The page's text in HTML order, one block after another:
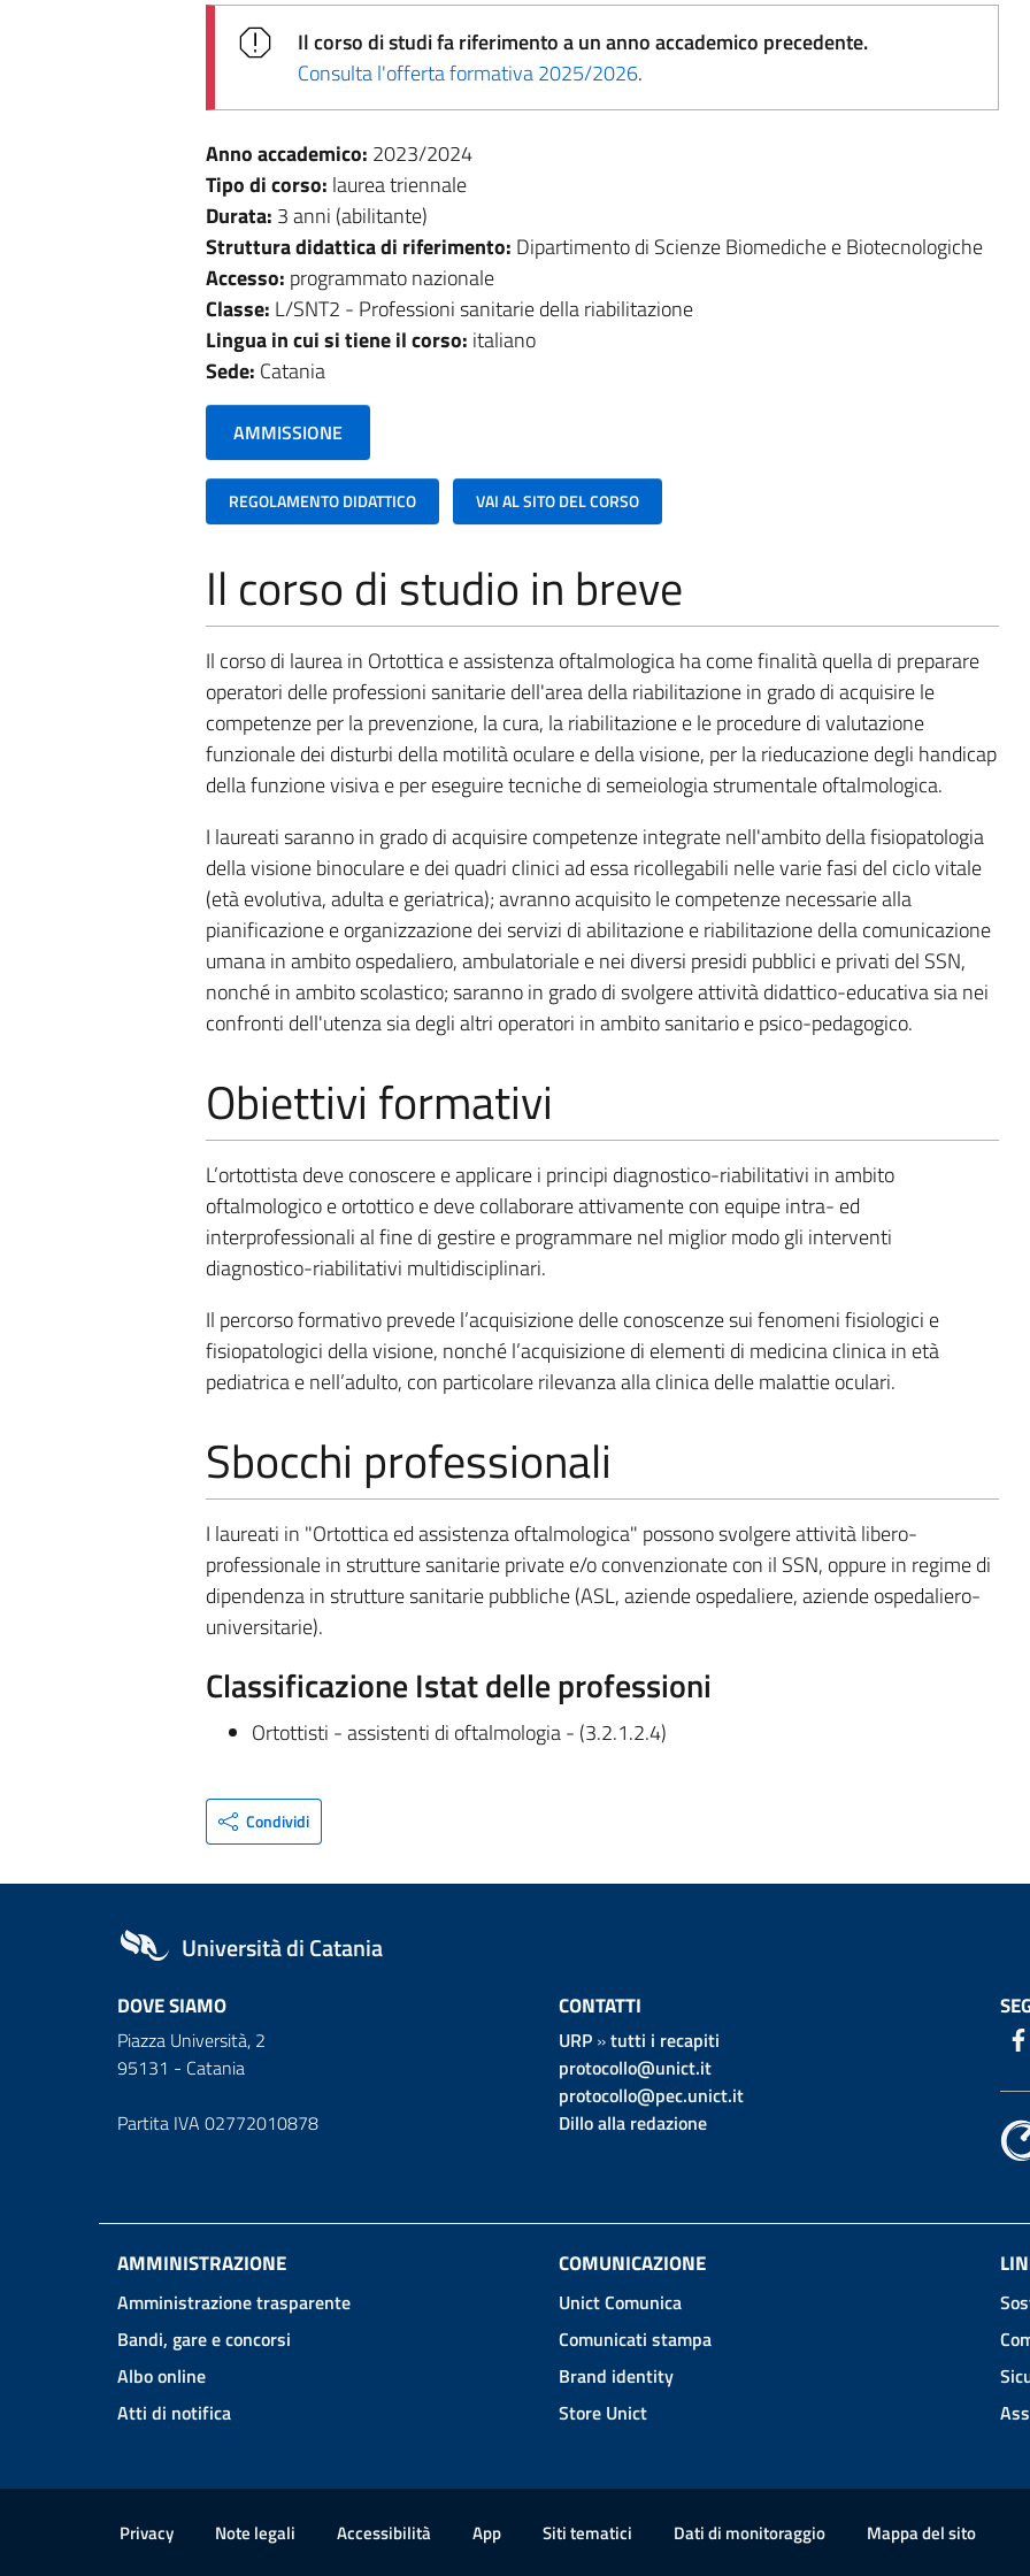
Il corso di studi fa riferimento a un anno accademico precedente.
Consulta l'offerta formativa 2025/2026.
Anno accademico: 2023/2024
Tipo di corso: laurea triennale
Durata: 3 anni (abilitante)
Struttura didattica di riferimento: Dipartimento di Scienze Biomediche e Biotecnologiche
Accesso: programmato nazionale
Classe: L/SNT2 - Professioni sanitarie della riabilitazione
Lingua in cui si tiene il corso: italiano
Sede: Catania
AMMISSIONE
REGOLAMENTO DIDATTICO VAI AL SITO DEL CORSO
Il corso di studio in breve
Il corso di laurea in Ortottica e assistenza oftalmologica ha come finalità quella di preparare
operatori delle professioni sanitarie dell'area della riabilitazione in grado di acquisire le
competenze per la prevenzione, la cura, la riabilitazione e le procedure di valutazione
funzionale dei disturbi della motilità oculare e della visione, per la rieducazione degli handicap
della funzione visiva e per eseguire tecniche di semeiologia strumentale oftalmologica.
I laureati saranno in grado di acquisire competenze integrate nell'ambito della fisiopatologia
della visione binoculare e dei quadri clinici ad essa ricollegabili nelle varie fasi del ciclo vitale
(età evolutiva, adulta e geriatrica); avranno acquisito le competenze necessarie alla
pianificazione e organizzazione dei servizi di abilitazione e riabilitazione della comunicazione
umana in ambito ospedaliero, ambulatoriale e nei diversi presidi pubblici e privati del SSN,
nonché in ambito scolastico; saranno in grado di svolgere attività didattico-educativa sia nei
confronti dell'utenza sia degli altri operatori in ambito sanitario e psico-pedagogico.
Obiettivi formativi
L’ortottista deve conoscere e applicare i principi diagnostico-riabilitativi in ambito
oftalmologico e ortottico e deve collaborare attivamente con equipe intra- ed
interprofessionali al fine di gestire e programmare nel miglior modo gli interventi
diagnostico-riabilitativi multidisciplinari.
Il percorso formativo prevede l’acquisizione delle conoscenze sui fenomeni fisiologici e
fisiopatologici della visione, nonché l’acquisizione di elementi di medicina clinica in età
pediatrica e nell’adulto, con particolare rilevanza alla clinica delle malattie oculari.
Sbocchi professionali
I laureati in "Ortottica ed assistenza oftalmologica" possono svolgere attività libero-
professionale in strutture sanitarie private e/o convenzionate con il SSN, oppure in regime di
dipendenza in strutture sanitarie pubbliche (ASL, aziende ospedaliere, aziende ospedaliero-
universitarie).
Classificazione Istat delle professioni
Ortottisti - assistenti di oftalmologia - (3.2.1.2.4)
Condividi
Università di Catania
DOVE SIAMO
Piazza Università, 2
95131 - Catania
Partita IVA 02772010878
CONTATTI
URP»tutti i recapiti
protocollo@unict.it
protocollo@pec.unict.it
Dillo alla redazione
AMMINISTRAZIONE
Amministrazione trasparente
Bandi, gare e concorsi
Albo online
Atti di notifica
COMUNICAZIONE
Unict Comunica
Comunicati stampa
Brand identity
Store Unict
Privacy Note legali Accessibilità App Siti tematici Dati di monitoraggio Mappadel sito